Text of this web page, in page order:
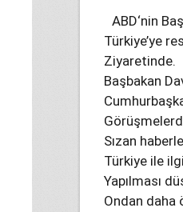
ABD‘nin
Türkiye’ye
Ziyaretinde.
Başbakan
Sızan
Türkiye ile
Yapılması
Ondan daha